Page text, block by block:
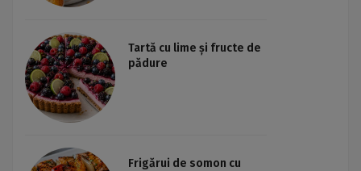
Tartă cu lime și fructe de
pădure
Frigărui de somon cu